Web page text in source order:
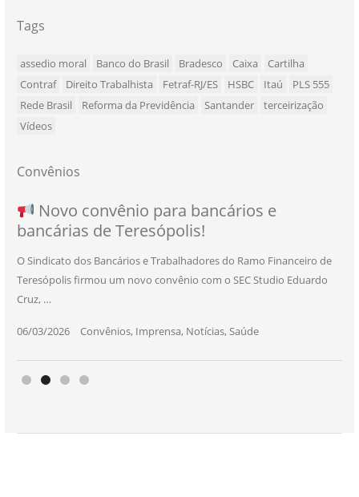
Tags
assedio moral Banco do Brasil Bradesco Caixa
Cartilha
Contraf
Direito Trabalhista Fetraf-RJ/ES HSBC Itaú
PLS 555
Rede Brasil
Reforma da Previdência Santander
terceirização
Vídeos
Convênios
SEU NOVO BENEFÍCIO CHEGOU
Novo convênio para bancários e
bancárias de Teresópolis!
O Sindicato dos Bancários e Trabalhadores do Ramo Financeiro de
Teresópolis firmou um novo convênio com o SEC Studio Eduardo
Cruz, …
06/03/2026| Convênios, Imprensa, Notícias,Saúde
NOVO CONVÊNIO PARA VOCÊ, BANCÁRIO
E BANCÁRIA!
25/11/2025| Convênios, Imprensa, Notícias,Saúde
Convênio com a Rede de Ensino Técnico e
Centro de Qualificação Técnica